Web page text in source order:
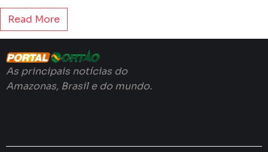
Read More
As principais notícias do
Amazonas, Brasil e do mundo.